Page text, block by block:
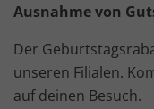
Ausnahme von
Der
unseren Filialen.
auf deinen Besuch.